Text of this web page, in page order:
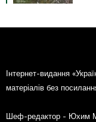
Інтернет-видання
матеріалів без
Шеф-редактор - Юхим